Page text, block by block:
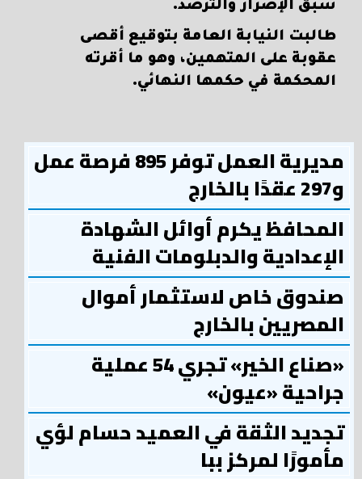
سبق الإصرار والترصد.
طالبت النيابة العامة بتوقيع أقصى
عقوبة على المتهمين، وهو ما أقرته
المحكمة في حكمها النهائي.
مديرية العمل توفر 895 فرصة عمل
و297 عقدًا بالخارج
المحافظ يكرم أوائل الشهادة
الإعدادية والدبلومات الفنية
صندوق خاص لاستثمار أموال
المصريين بالخارج
«صناع الخير» تجري 54 عملية
جراحية «عيون»
تجديد الثقة في العميد حسام لؤي
مأمورًا لمركز ببا